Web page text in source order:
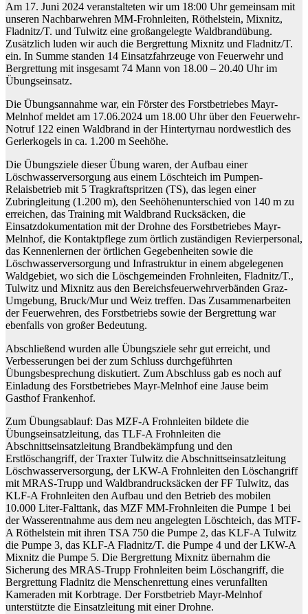
Am 17. Juni 2024 veranstalteten wir um 18:00 Uhr gemeinsam mit
unseren Nachbarwehren MM-Frohnleiten, Röthelstein, Mixnitz,
Fladnitz/T. und Tulwitz eine großangelegte Waldbrandübung.
Zusätzlich luden wir auch die Bergrettung Mixnitz und Fladnitz/T.
ein. In Summe standen 14 Einsatzfahrzeuge von Feuerwehr und
Bergrettung mit insgesamt 74 Mann von 18.00 – 20.40 Uhr im
Übungseinsatz.
Die Übungsannahme war, ein Förster des Forstbetriebes Mayr-
Melnhof meldet am 17.06.2024 um 18.00 Uhr über den Feuerwehr-
Notruf 122 einen Waldbrand in der Hintertyrnau nordwestlich des
Gerlerkogels in ca. 1.200 m Seehöhe.
Die Übungsziele dieser Übung waren, der Aufbau einer
Löschwasserversorgung aus einem Löschteich im Pumpen-
Relaisbetrieb mit 5 Tragkraftspritzen (TS), das legen einer
Zubringleitung (1.200 m), den Seehöhenunterschied von 140 m zu
erreichen, das Training mit Waldbrand Rucksäcken, die
Einsatzdokumentation mit der Drohne des Forstbetriebes Mayr-
Melnhof, die Kontaktpflege zum örtlich zuständigen Revierpersonal,
das Kennenlernen der örtlichen Gegebenheiten sowie die
Löschwasserversorgung und Infrastruktur in einem abgelegenen
Waldgebiet, wo sich die Löschgemeinden Frohnleiten, Fladnitz/T.,
Tulwitz und Mixnitz aus den Bereichsfeuerwehrverbänden Graz-
Umgebung, Bruck/Mur und Weiz treffen. Das Zusammenarbeiten
der Feuerwehren, des Forstbetriebs sowie der Bergrettung war
ebenfalls von großer Bedeutung.
Abschließend wurden alle Übungsziele sehr gut erreicht, und
Verbesserungen bei der zum Schluss durchgeführten
Übungsbesprechung diskutiert. Zum Abschluss gab es noch auf
Einladung des Forstbetriebes Mayr-Melnhof eine Jause beim
Gasthof Frankenhof.
Zum Übungsablauf: Das MZF-A Frohnleiten bildete die
Übungseinsatzleitung, das TLF-A Frohnleiten die
Abschnittseinsatzleitung Brandbekämpfung und den
Erstlöschangriff, der Traxter Tulwitz die Abschnittseinsatzleitung
Löschwasserversorgung, der LKW-A Frohnleiten den Löschangriff
mit MRAS-Trupp und Waldbrandrucksäcken der FF Tulwitz, das
KLF-A Frohnleiten den Aufbau und den Betrieb des mobilen
10.000 Liter-Falttank, das MZF MM-Frohnleiten die Pumpe 1 bei
der Wasserentnahme aus dem neu angelegten Löschteich, das MTF-
A Röthelstein mit ihren TSA 750 die Pumpe 2, das KLF-A Tulwitz
die Pumpe 3, das KLF-A Fladnitz/T. die Pumpe 4 und der LKW-A
Mixnitz die Pumpe 5. Die Bergrettung Mixnitz übernahm die
Sicherung des MRAS-Trupp Frohnleiten beim Löschangriff, die
Bergrettung Fladnitz die Menschenrettung eines verunfallten
Kameraden mit Korbtrage. Der Forstbetrieb Mayr-Melnhof
unterstützte die Einsatzleitung mit einer Drohne.